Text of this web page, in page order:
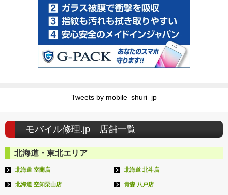
Tweets by mobile_shuri_jp
モバイル修理.jp 店舗一覧
北海道・東北エリア
北海道 室蘭店 北海道 北斗店
北海道 空知栗山店 青森 八戸店